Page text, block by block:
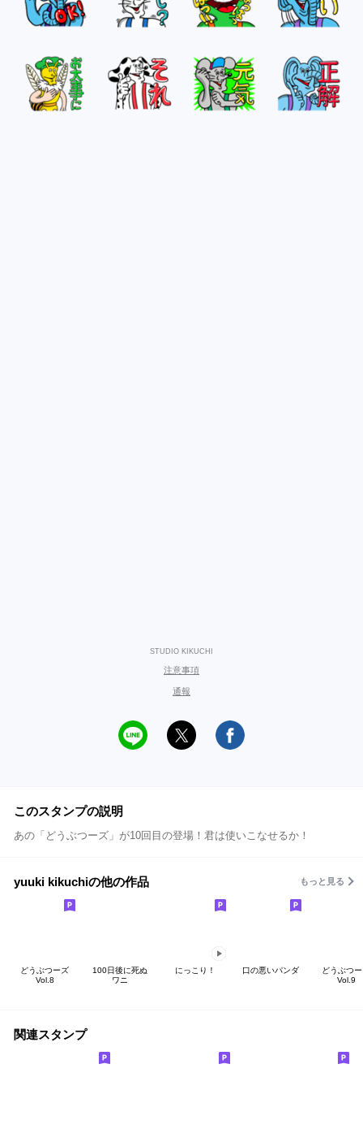
STUDIO KIKUCHI
注意事項
通報
このスタンプの説明
あの「どうぶつーズ」が10回目の登場！君は使いこなせるか！
yuuki kikuchiの他の作品 もっと見る
どうぶつーズ
Vol.8
100日後に死ぬ
ワニ
にっこり！ 口の悪いパンダ
どうぶつ
Vol.9
関連スタンプ